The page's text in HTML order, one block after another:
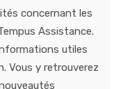
concernant les
Assistance.
utiles
Vous y retrouverez